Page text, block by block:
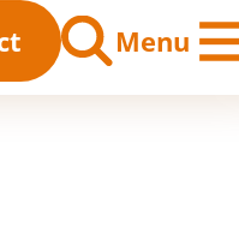
Menu